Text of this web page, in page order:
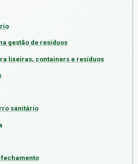
gestão de resíduos
lixeiras, containers e resíduos
sanitário